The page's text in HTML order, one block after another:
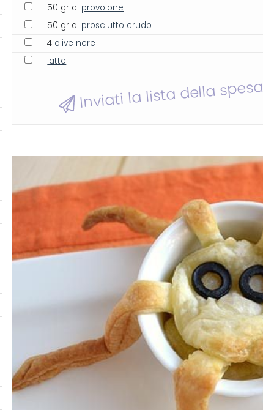
50 gr di provolone
50 gr di prosciutto crudo
4 olive nere
latte
Inviati la lista della spesa